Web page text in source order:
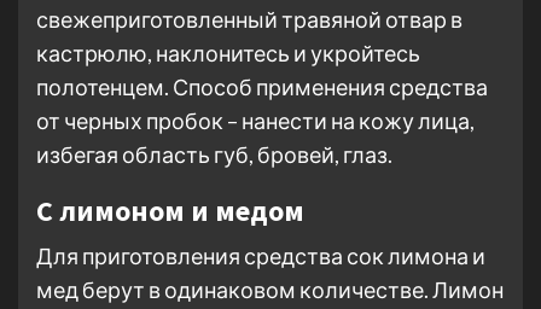
свежеприготовленный травяной отвар в
кастрюлю, наклонитесь и укройтесь
полотенцем. Способ применения средства
от черных пробок – нанести на кожу лица,
избегая область губ, бровей, глаз.
С лимоном и медом
Для приготовления средства сок лимона и
мед берут в одинаковом количестве. Лимон